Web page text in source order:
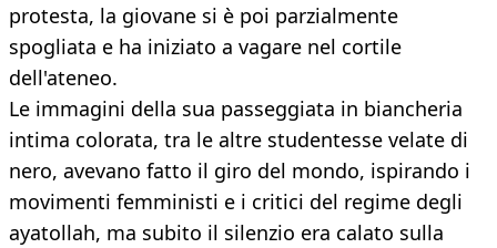
protesta, la giovane si è poi parzialmente
spogliata e ha iniziato a vagare nel cortile
dell'ateneo.
Le immagini della sua passeggiata in biancheria
intima colorata, tra le altre studentesse velate di
nero, avevano fatto il giro del mondo, ispirando i
movimenti femministi e i critici del regime degli
ayatollah, ma subito il silenzio era calato sulla